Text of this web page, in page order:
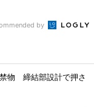
by
禁物 締結部設計で押さ